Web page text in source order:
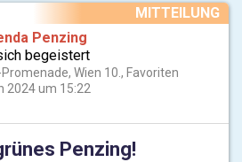
MITTEILUNG
Penzing
begeistert
Wien 10., Favoriten
2024 um 15:22
Penzing!